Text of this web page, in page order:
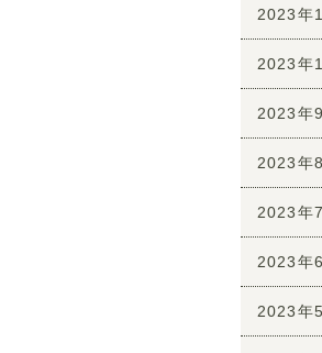
2023年
2023年
2023年
2023年
2023年
2023年
2023年